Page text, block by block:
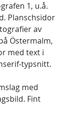
1, u.å.
Planschsidor
av
Östermalm,
med text i
typsnitt.
med
Fint